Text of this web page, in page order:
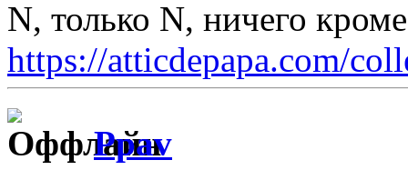
N, только N, ничего
https://atticdepapa.com/
Ppav